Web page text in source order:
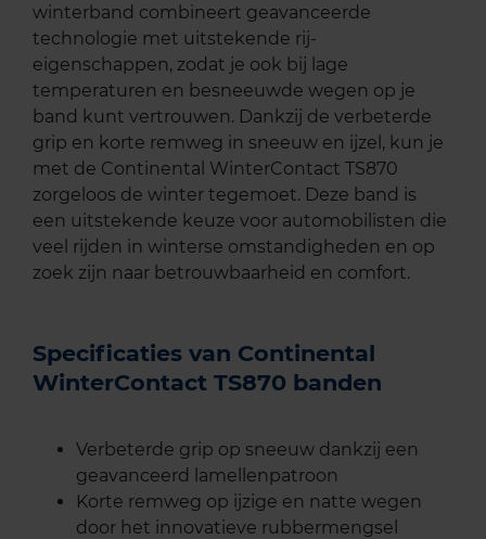
winterband combineert geavanceerde
technologie met uitstekende rij-
eigenschappen, zodat je ook bij lage
temperaturen en besneeuwde wegen op je
band kunt vertrouwen. Dankzij de verbeterde
grip en korte remweg in sneeuw en ijzel, kun je
met de Continental WinterContact TS870
zorgeloos de winter tegemoet. Deze band is
een uitstekende keuze voor automobilisten die
veel rijden in winterse omstandigheden en op
zoek zijn naar betrouwbaarheid en comfort.
Specificaties van Continental
WinterContact TS870 banden
Verbeterde grip op sneeuw dankzij een
geavanceerd lamellenpatroon
Korte remweg op ijzige en natte wegen
door het innovatieve rubbermengsel